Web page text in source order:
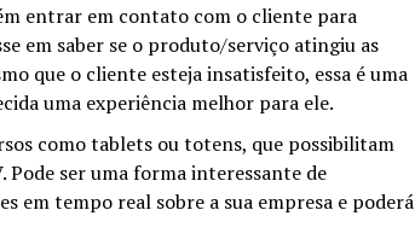
entrar em contato com o cliente para
em saber se o produto/serviço atingiu as
que o cliente esteja insatisfeito, essa é uma
uma experiência melhor para ele.
como tablets ou totens, que possibilitam
ser uma forma interessante de
em tempo real sobre a sua empresa e poderá